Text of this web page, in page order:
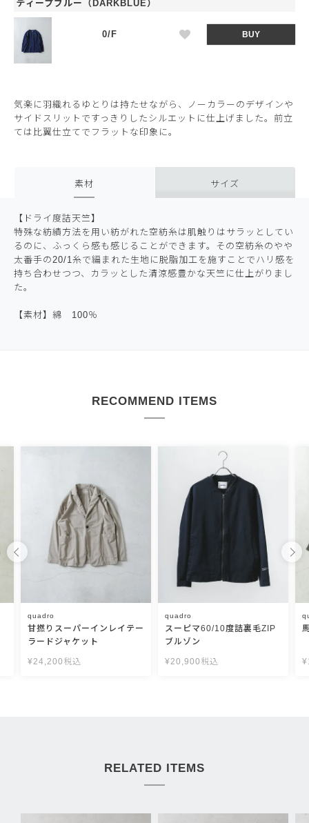
ディープブルー（DARKBLUE）
0/F BUY
気楽に羽織れるゆとりは持たせながら、ノーカラーのデザインや
サイドスリットですっきりしたシルエットに仕上げました。前立
ては比翼仕立てでフラットな印象に。
素材 サイズ
【ドライ度詰天竺】
特殊な紡績方法を用い紡がれた空紡糸は肌触りはサラッとしてい
るのに、ふっくら感も感じることができます。その空紡糸のやや
太番手の20/1糸で編まれた生地に脱脂加工を施すことでハリ感を
持ち合わせつつ、カラッとした清涼感豊かな天竺に仕上がりまし
た。
【素材】綿 100％
RECOMMEND ITEMS
quadro
甘撚りスーパーインレイテー
ラードジャケット
¥24,200 税込
quadro
スーピマ60/10度詰裏毛ZIP
ブルゾン
¥20,900 税込 ¥
RELATED ITEMS